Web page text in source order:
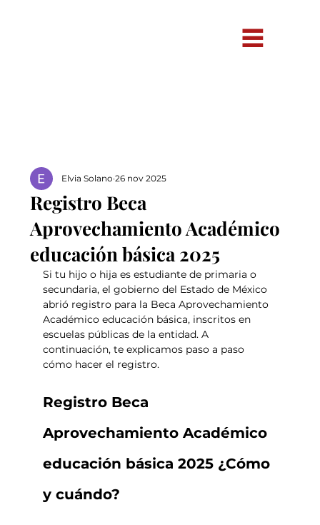
Registro Beca
Aprovechamiento Académico
educación básica 2025
Elvia Solano 26 nov 2025
Si tu hijo o hija es estudiante de primaria o
secundaria, el gobierno del Estado de México
abrió registro para la Beca Aprovechamiento
Académico educación básica, inscritos en
escuelas públicas de la entidad. A
continuación, te explicamos paso a paso
cómo hacer el registro.
Registro Beca
Aprovechamiento Académico
educación básica 2025 ¿Cómo
y cuándo?